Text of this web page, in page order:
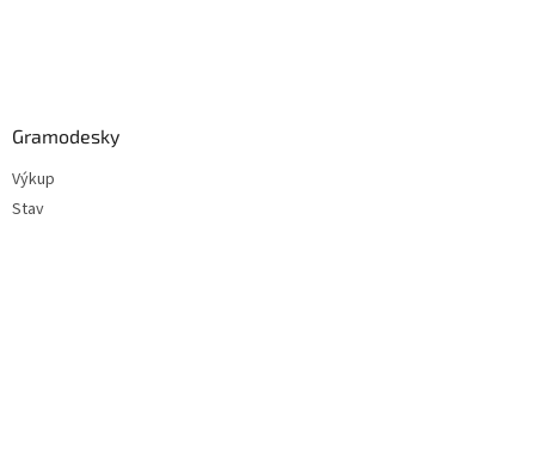
Gramodesky
Výkup
Stav